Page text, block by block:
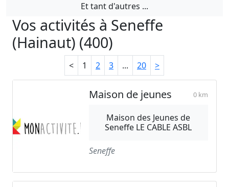
Et tant d'autres ...
Vos activités à Seneffe
(Hainaut) (400)
< 1 2 3 ... 20 >
Maison de jeunes 0 km
Maison des Jeunes de
Seneffe LE CABLE ASBL
Seneffe